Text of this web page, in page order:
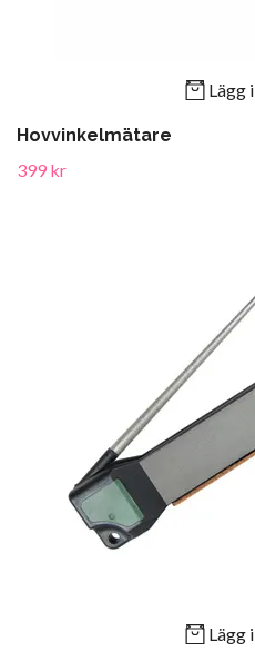
Lägg
Hovvinkelmätare
399 kr
Lägg